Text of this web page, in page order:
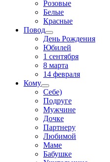
Розовые
Белые
Красные
Повод
День Рождения
Юбилей
1 сентября
8 марта
14 февраля
Кому
Себе)
Подруге
Мужчине
Дочке
Партнеру
Любимой
Маме
Бабушке